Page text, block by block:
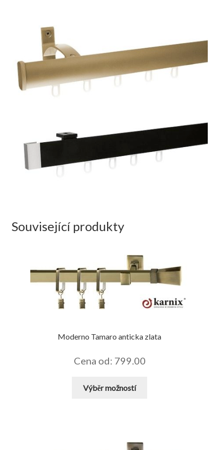
Související produkty
Moderno Tamaro anticka zlata
Cena od: 799.00
Výběr možností